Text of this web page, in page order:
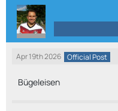
Apr 19th 2026 Official Post
Bügeleisen